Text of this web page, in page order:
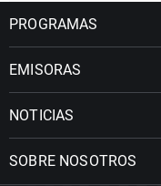
PROGRAMAS
EMISORAS
NOTICIAS
SOBRE NOSOTROS